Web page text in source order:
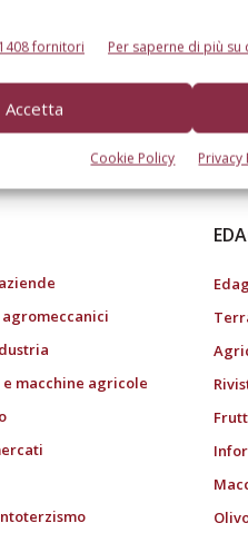
fornitori Per saperne di più su
Accetta
Cookie Policy Privacy
macchine agricole